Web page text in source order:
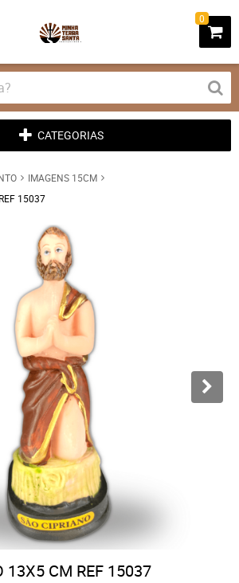
0
CATEGORIAS
IMAGENS 15CM
15037
13X5 CM REF 15037